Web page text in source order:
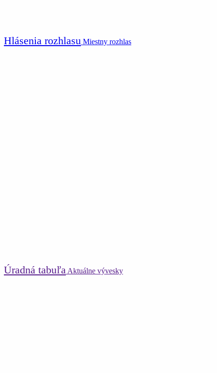
Hlásenia rozhlasu Miestny rozhlas
Úradná tabuľa Aktuálne vývesky